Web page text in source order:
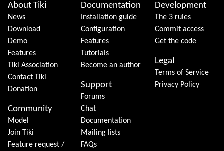
Site information, links, etc.
About Tiki
News
Download
Demo
Features
Tiki Association
Contact Tiki
Donation
Community
Model
Join Tiki
Feature request /
Documentation
Installation guide
Configuration
Features
Tutorials
Become an author
Support
Forums
Chat
Documentation
Mailing lists
FAQs
Development
The 3 rules
Commit access
Get the code
Legal
Terms of Service
Privacy Policy